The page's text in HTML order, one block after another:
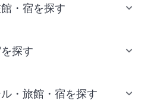
・宿を探す
探す
・旅館・宿を探す